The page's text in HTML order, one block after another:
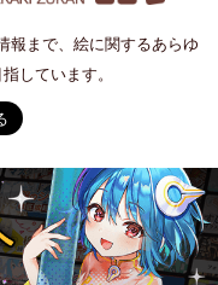
報まで、絵に関するあらゆ
しています。